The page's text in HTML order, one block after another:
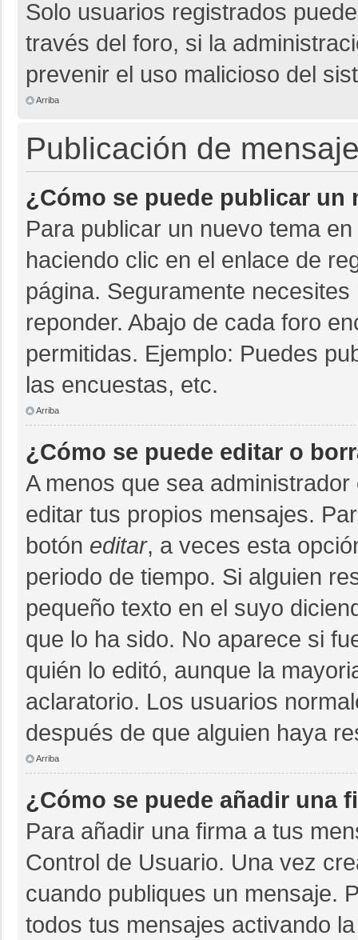
Solo usuarios registrados
través del foro, si la
prevenir el uso malicioso del
Arriba
Publicación de
¿Cómo se puede publicar un
Para publicar un nuevo tema
haciendo clic en el enlace de
página. Seguramente
reponder. Abajo de cada foro
permitidas. Ejemplo: Puedes
las encuestas, etc.
Arriba
¿Cómo se puede editar o
A menos que sea
editar tus propios mensajes.
botón editar, a veces esta
periodo de tiempo. Si alguien
pequeño texto en el suyo
que lo ha sido. No aparece si
quién lo editó, aunque la
aclaratorio. Los usuarios
después de que alguien haya
Arriba
¿Cómo se puede añadir una
Para añadir una firma a tus
Control de Usuario. Una vez
cuando publiques un mensaje.
todos tus mensajes activando